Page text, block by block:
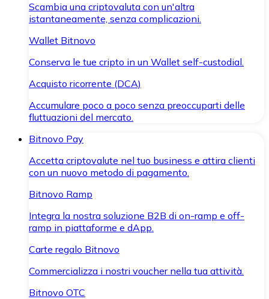
Scambia una criptovaluta con un'altra
istantaneamente, senza complicazioni.
Wallet Bitnovo
Conserva le tue cripto in un Wallet self-custodial.
Acquisto ricorrente (DCA)
Accumulare poco a poco senza preoccuparti delle
fluttuazioni del mercato.
Bitnovo Pay
Accetta criptovalute nel tuo business e attira clienti
con un nuovo metodo di pagamento.
Bitnovo Ramp
Integra la nostra soluzione B2B di on-ramp e off-
ramp in piattaforme e dApp.
Carte regalo Bitnovo
Commercializza i nostri voucher nella tua attività.
Bitnovo OTC